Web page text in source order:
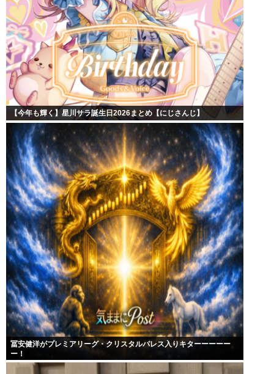
【今年も輝く】星川サラ誕生日2026まとめ【にじさんじ】
冨安健洋がプレミアリーグ・クリスタルパレス入りキターーーーー
ー！